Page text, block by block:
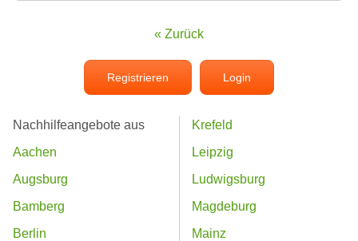
« Zurück
Registrieren Login
Nachhilfeangebote aus
Aachen
Augsburg
Bamberg
Berlin
Krefeld
Leipzig
Ludwigsburg
Magdeburg
Mainz